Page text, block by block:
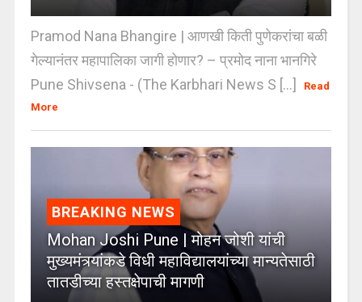
Pramod Nana Bhangire | आणखी किती पुणेकरांचा बळी
गेल्यानंतर महापालिका जागी होणार? – प्रमोद नाना भानगिरे
Pune Shivsena - (The Karbhari News S [...]
Read
More
BREAKING NEWS
Mohan Joshi Pune | मोहन जोशी यांची
मुख्यमंत्र्यांकडे विधी महाविद्यालयांच्या मान्यतेसाठी
तातडीच्या हस्तक्षेपाची मागणी